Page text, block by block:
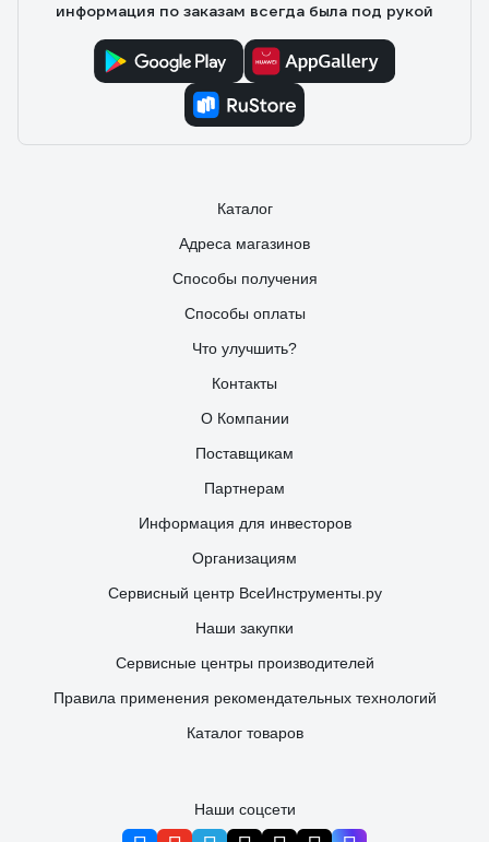
информация по заказам всегда была под рукой
Каталог
Адреса магазинов
Способы получения
Способы оплаты
Что улучшить?
Контакты
О Компании
Поставщикам
Партнерам
Информация для инвесторов
Организациям
Сервисный центр ВсеИнструменты.ру
Наши закупки
Сервисные центры производителей
Правила применения рекомендательных технологий
Каталог товаров
Наши соцсети